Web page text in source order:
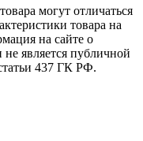
могут отличаться
товара на
на сайте о
является публичной
437 ГК РФ.